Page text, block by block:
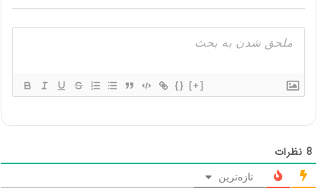
{} [+]
8 نظرات
تازه‌ترین